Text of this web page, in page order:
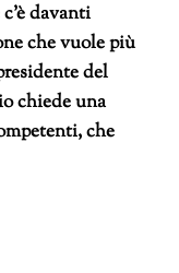
davanti
che vuole più
del
chiede una
che